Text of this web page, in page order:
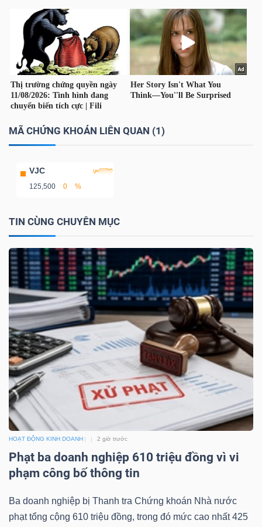
MÃ CHỨNG KHOÁN LIÊN QUAN (1)
VJC
125,500 0 %
TIN CÙNG CHUYÊN MỤC
HOẠT ĐỘNG KINH DOANH 2 giờ trước
Phạt ba doanh nghiệp 610 triệu đồng vì vi
phạm công bố thông tin
Ba doanh nghiệp bị Thanh tra Chứng khoán Nhà nước
phạt tổng cộng 610 triệu đồng, trong đó mức cao nhất 425
TÀI
CHÍNH
CÁ
NHÂN
PHÂN
TÍCH
VIETSTOCKFINANCE
VĨ
MÔ
NGÀNH
DOANH
NGHIỆP
CỔ
PHÁI
SINH